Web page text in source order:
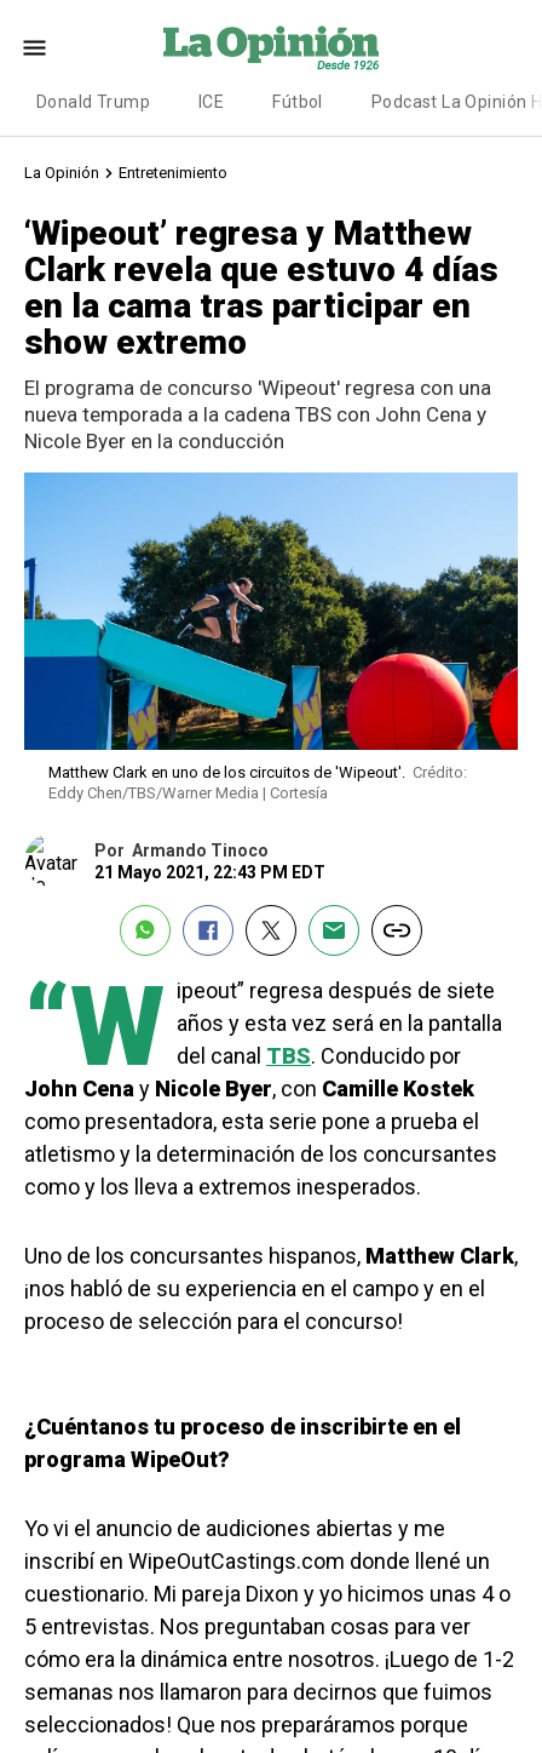
Donald Trump ICE Fútbol Podcast La Opinión
La Opinión Entretenimiento
‘Wipeout’ regresa y Matthew
Clark revela que estuvo 4 días
en la cama tras participar en
show extremo
El programa de concurso 'Wipeout' regresa con una
nueva temporada a la cadena TBS con John Cena y
Nicole Byer en la conducción
Matthew Clark en uno de los circuitos de 'Wipeout'. Crédito:
Eddy Chen/TBS/Warner Media | Cortesía
Por Armando Tinoco
21 Mayo 2021, 22:43 PM EDT
“W ipeout” regresa después de siete
años y esta vez será en la pantalla
del canal TBS. Conducido por
John Cenay Nicole Byer, con Camille Kostek
como presentadora, esta serie pone a prueba el
atletismo y la determinación de los concursantes
como y los lleva a extremos inesperados.
Uno de los concursantes hispanos, Matthew Clark,
¡nos habló de su experiencia en el campo y en el
proceso de selección para el concurso!
¿Cuéntanos tu proceso de inscribirte en el
programa WipeOut?
Yo vi el anuncio de audiciones abiertas y me
inscribí en WipeOutCastings.com donde llené un
cuestionario. Mi pareja Dixon y yo hicimos unas 4 o
5 entrevistas. Nos preguntaban cosas para ver
cómo era la dinámica entre nosotros. ¡Luego de 1-2
semanas nos llamaron para decirnos que fuimos
seleccionados! Que nos preparáramos porque